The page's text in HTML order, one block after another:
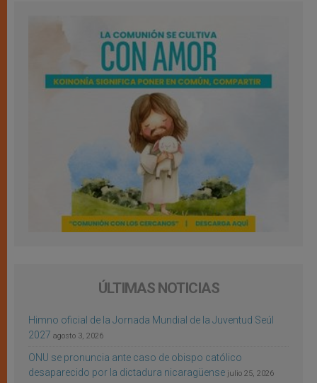
ÚLTIMAS NOTICIAS
Himno oficial de la Jornada Mundial de la Juventud Seúl
2027 agosto 3, 2026
ONU se pronuncia ante caso de obispo católico
desaparecido por la dictadura nicaragüense julio 25, 2026